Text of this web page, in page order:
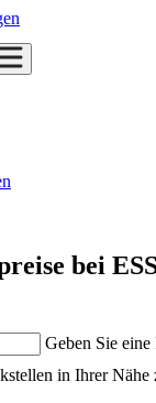
bei
Geben Sie eine
in Ihrer Nähe